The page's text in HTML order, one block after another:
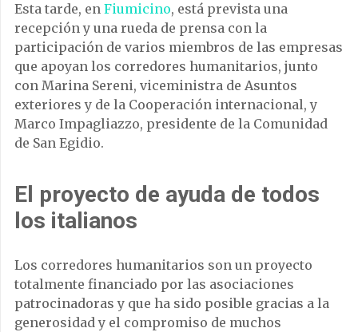
Esta tarde, en Fiumicino, está prevista una
recepción y una rueda de prensa con la
participación de varios miembros de las empresas
que apoyan los corredores humanitarios, junto
con Marina Sereni, viceministra de Asuntos
exteriores y de la Cooperación internacional, y
Marco Impagliazzo, presidente de la Comunidad
de San Egidio.
El proyecto de ayuda de todos
los italianos
Los corredores humanitarios son un proyecto
totalmente financiado por las asociaciones
patrocinadoras y que ha sido posible gracias a la
generosidad y el compromiso de muchos